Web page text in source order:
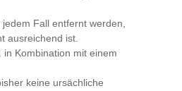
Fall entfernt werden,
ausreichend ist.
Kombination mit einem
keine ursächliche